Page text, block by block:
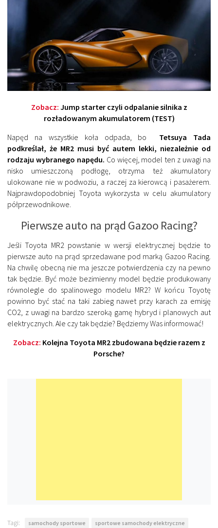
Zobacz: Jump starter czyli odpalanie silnika z
rozładowanym akumulatorem (TEST)
Napęd na wszystkie koła odpada, bo Tetsuya Tada
podkreślał, że MR2 musi być autem lekki, niezależnie od
rodzaju wybranego napędu. Co więcej, model ten z uwagi na
nisko umieszczoną podłogę, otrzyma też akumulatory
ulokowane nie w podwoziu, a raczej za kierowcą i pasażerem.
Najprawdopodobniej Toyota wykorzysta w celu akumulatory
półprzewodnikowe.
Pierwsze auto na prąd Gazoo Racing?
Jeśli Toyota MR2 powstanie w wersji elektrycznej będzie to
pierwsze auto na prąd sprzedawane pod marką Gazoo Racing.
Na chwilę obecną nie ma jeszcze potwierdzenia czy na pewno
tak będzie. Być może bezimienny model będzie produkowany
równolegle do spalinowego modelu MR2? W końcu Toyotę
powinno być stać na taki zabieg nawet przy karach za emisję
CO2, z uwagi na bardzo szeroką gamę hybryd i planowych aut
elektrycznych. Ale czy tak będzie? Będziemy Was informować!
Zobacz: Kolejna Toyota MR2 zbudowana będzie razem z
Porsche?
Tagi: samochody sportowe
sportowe samochody elektryczne